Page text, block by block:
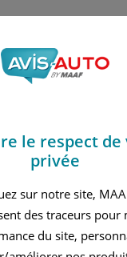
un devis d'assurance
(1998 -
le respect
privée
sur notre site,
des traceurs pour
du site,